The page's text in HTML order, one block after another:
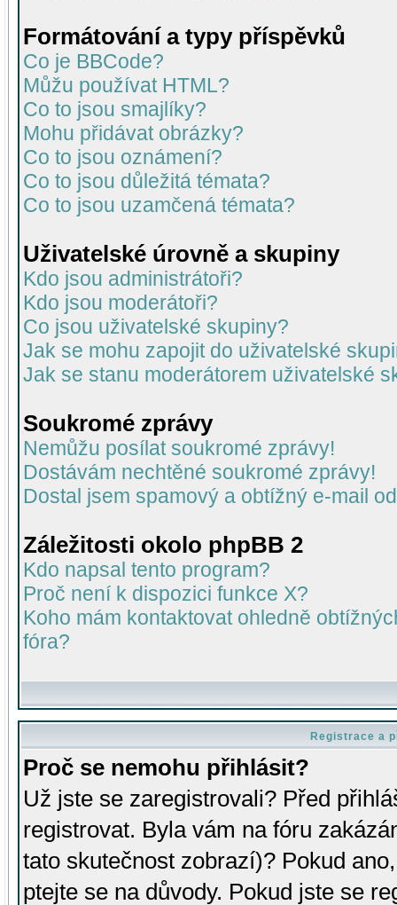
Formátování a typy příspěvků
Co je BBCode?
Můžu používat HTML?
Co to jsou smajlíky?
Mohu přidávat obrázky?
Co to jsou oznámení?
Co to jsou důležitá témata?
Co to jsou uzamčená témata?
Uživatelské úrovně a skupiny
Kdo jsou administrátoři?
Kdo jsou moderátoři?
Co jsou uživatelské skupiny?
Jak se mohu zapojit do uživatelské
Jak se stanu moderátorem uživatelské
Soukromé zprávy
Nemůžu posílat soukromé zprávy!
Dostávám nechtěné soukromé zprávy!
Dostal jsem spamový a obtížný e-mail
Záležitosti okolo phpBB 2
Kdo napsal tento program?
Proč není k dispozici funkce X?
Koho mám kontaktovat ohledně
fóra?
Registrace a
Proč se nemohu přihlásit?
Už jste se zaregistrovali? Před
registrovat. Byla vám na fóru
tato skutečnost zobrazí)? Pokud
ptejte se na důvody. Pokud jste se